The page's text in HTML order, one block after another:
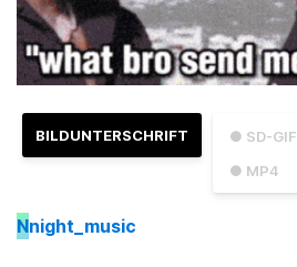
● SD-GIF
● MP4
BILDUNTERSCHRIFT
Nnight_music